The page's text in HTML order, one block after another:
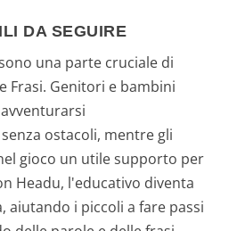
DA SEGUIRE
una parte cruciale di
Frasi. Genitori e bambini
ostacoli, mentre gli
gioco un utile supporto per
Headu, l'educativo diventa
aiutando i piccoli a fare passi